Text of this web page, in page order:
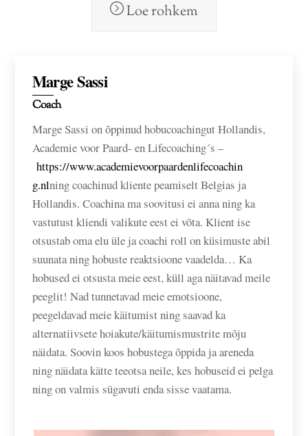
Loe rohkem
Marge Sassi
Coach
Marge Sassi on õppinud hobucoachingut Hollandis,
Academie voor Paard- en Lifecoaching´s –
https://www.academievoorpaardenlifecoachin
g.nlning coachinud kliente peamiselt Belgias ja
Hollandis. Coachina ma soovitusi ei anna ning ka
vastutust kliendi valikute eest ei võta. Klient ise
otsustab oma elu üle ja coachi roll on küsimuste abil
suunata ning hobuste reaktsioone vaadelda… Ka
hobused ei otsusta meie eest, küll aga näitavad meile
peeglit! Nad tunnetavad meie emotsioone,
peegeldavad meie käitumist ning saavad ka
alternatiivsete hoiakute/käitumismustrite mõju
näidata. Soovin koos hobustega õppida ja areneda
ning näidata kätte teeotsa neile, kes hobuseid ei pelga
ning on valmis sügavuti enda sisse vaatama.